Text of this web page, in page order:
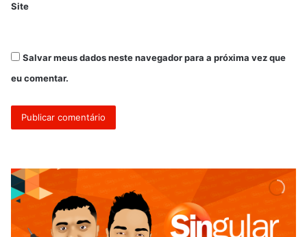
Site
Salvar meus dados neste navegador para a próxima vez que
eu comentar.